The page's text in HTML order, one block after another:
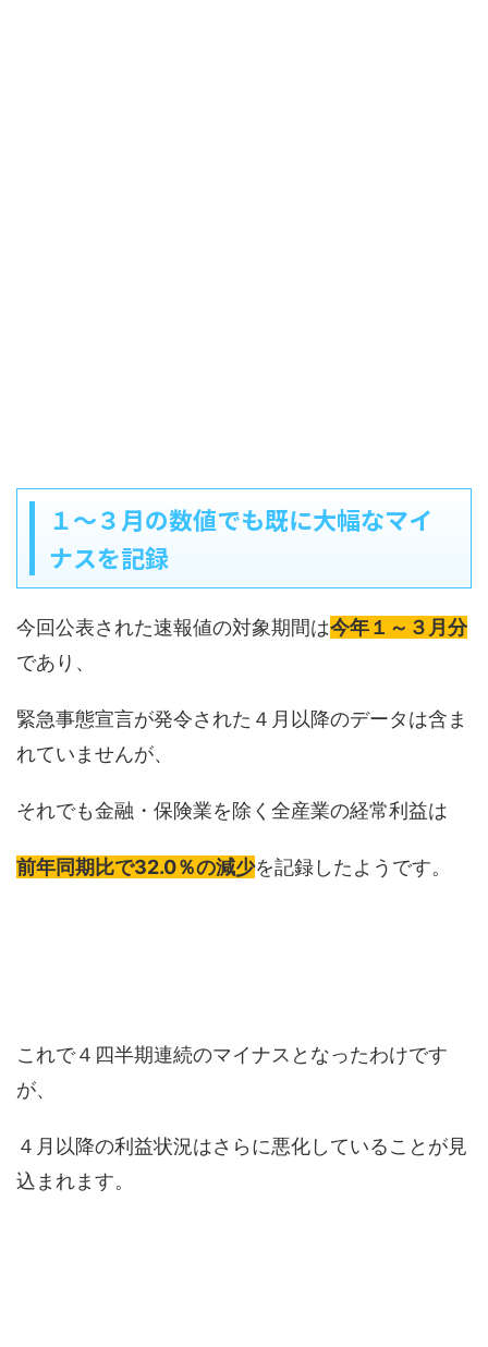
１～３月の数値でも既に大幅なマイ
ナスを記録
今回公表された速報値の対象期間は今年１～３月分
であり、
緊急事態宣言が発令された４月以降のデータは含ま
れていませんが、
それでも金融・保険業を除く全産業の経常利益は
前年同期比で32.0％の減少を記録したようです。
これで４四半期連続のマイナスとなったわけです
が、
４月以降の利益状況はさらに悪化していることが見
込まれます。